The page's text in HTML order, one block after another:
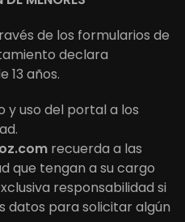
de los formularios de
declara
13 años.
y uso del portal a los
recuerda a las
que tengan a su cargo
responsabilidad si
datos para solicitar algún